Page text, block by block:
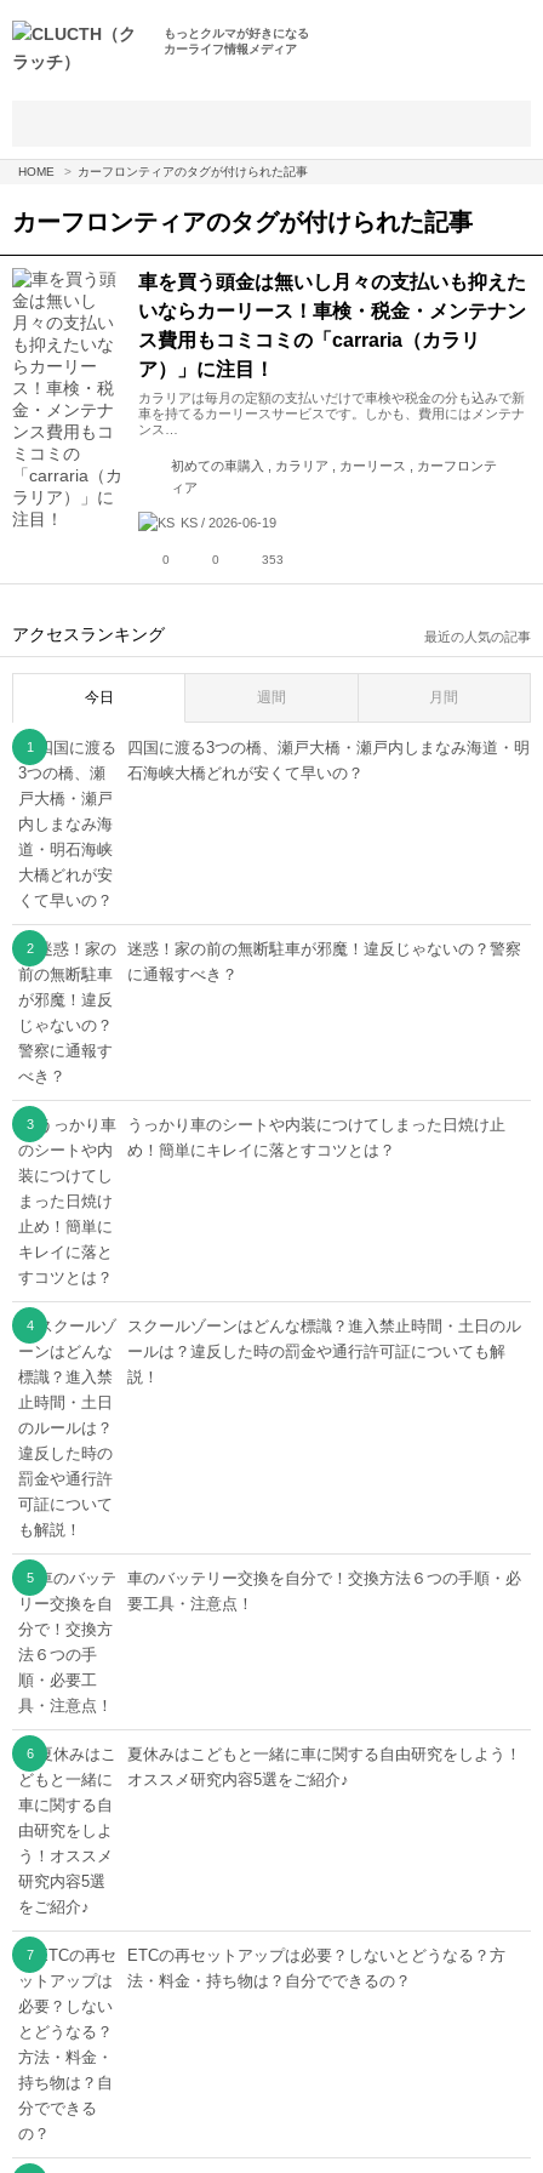
もっとクルマが好きになる
カーライフ情報メディア
HOME カーフロンティアのタグが付けられた記事
カーフロンティアのタグが付けられた記事
車を買う頭金は無いし月々の支払いも抑えた
いならカーリース！車検・税金・メンテナン
ス費用もコミコミの「carraria（カラリ
ア）」に注目！
カラリアは毎月の定額の支払いだけで車検や税金の分も込みで新
車を持てるカーリースサービスです。しかも、費用にはメンテナ
ンス…
初めての車購入 , カラリア , カーリース , カーフロンテ
ィア
KS / 2026-06-19
0 0 353
アクセスランキング 最近の人気の記事
今日 週間 月間
四国に渡る3つの橋、瀬戸大橋・瀬戸内しまなみ海道・明
石海峡大橋どれが安くて早いの？
迷惑！家の前の無断駐車が邪魔！違反じゃないの？警察
に通報すべき？
うっかり車のシートや内装につけてしまった日焼け止
め！簡単にキレイに落とすコツとは？
スクールゾーンはどんな標識？進入禁止時間・土日のル
ールは？違反した時の罰金や通行許可証についても解
説！
車のバッテリー交換を自分で！交換方法６つの手順・必
要工具・注意点！
夏休みはこどもと一緒に車に関する自由研究をしよう！
オススメ研究内容5選をご紹介♪
ETCの再セットアップは必要？しないとどうなる？方
法・料金・持ち物は？自分でできるの？